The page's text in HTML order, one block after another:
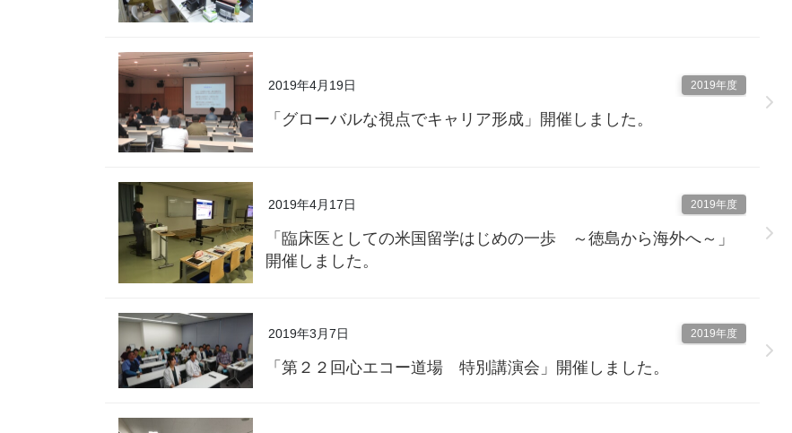
2019年4月19日 2019年度
「グローバルな視点でキャリア形成」開催しました。
2019年4月17日 2019年度
「臨床医としての米国留学はじめの一歩 ～徳島から海外へ～」
開催しました。
2019年3月7日 2019年度
「第２２回心エコー道場 特別講演会」開催しました。